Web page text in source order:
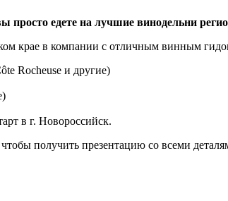
едете на лучшие винодельни
крае в компании с отличным винным
Rocheuse и другие)
в г. Новороссийск.
получить презентацию со всеми